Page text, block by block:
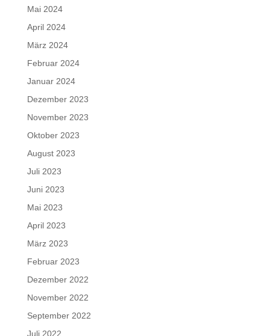
Mai 2024
April 2024
März 2024
Februar 2024
Januar 2024
Dezember 2023
November 2023
Oktober 2023
August 2023
Juli 2023
Juni 2023
Mai 2023
April 2023
März 2023
Februar 2023
Dezember 2022
November 2022
September 2022
Juli 2022